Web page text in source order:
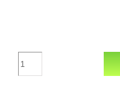
Lekky
Mallows